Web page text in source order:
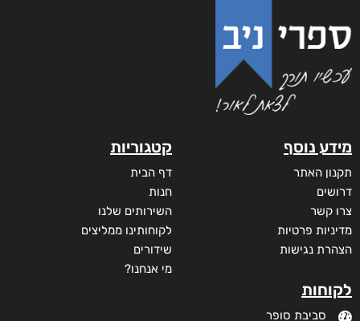
מידע נוסף
תקנון האתר
דרושים
צרו קשר
מדיניות פרטיות
הצהרת נגישות
לקוחות
סביבת סופר
קטגוריות
דף הבית
חנות
השירותים שלנו
לקוחותינו ממליצים
שידורים
מי אנחנו?